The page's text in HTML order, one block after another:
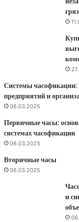
Системы часофикации:
предприятий и
06.03.2025
Первичные часы:
системах часофикации
06.03.2025
Вторичные часы
06.03.2025
и